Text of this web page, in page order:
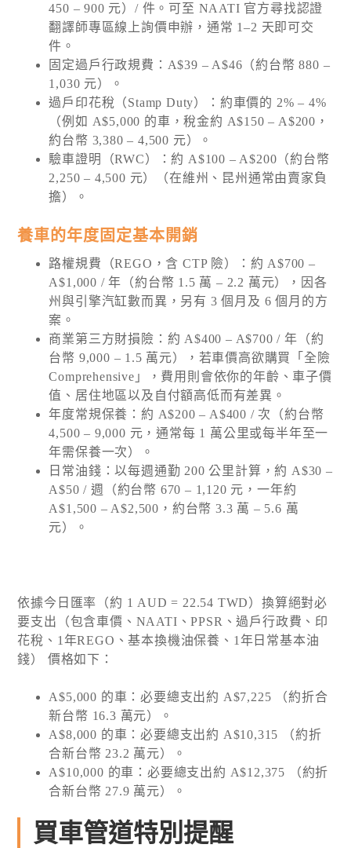
450 – 900 元）/ 件。可至 NAATI 官方尋找認證
翻譯師專區線上詢價申辦，通常 1–2 天即可交
件。
固定過戶行政規費：A$39 – A$46（約台幣 880 –
1,030 元）。
過戶印花稅（Stamp Duty）：約車價的 2% – 4%
（例如 A$5,000 的車，稅金約 A$150 – A$200，
約台幣 3,380 – 4,500 元）。
驗車證明（RWC）：約 A$100 – A$200（約台幣
2,250 – 4,500 元）（在維州、昆州通常由賣家負
擔）。
養車的年度固定基本開銷
路權規費（REGO，含 CTP 險）：約 A$700 –
A$1,000 / 年（約台幣 1.5 萬 – 2.2 萬元），因各
州與引擎汽缸數而異，另有 3 個月及 6 個月的方
案。
商業第三方財損險：約 A$400 – A$700 / 年（約
台幣 9,000 – 1.5 萬元），若車價高欲購買「全險
Comprehensive」，費用則會依你的年齡、車子價
值、居住地區以及自付額高低而有差異。
年度常規保養：約 A$200 – A$400 / 次（約台幣
4,500 – 9,000 元，通常每 1 萬公里或每半年至一
年需保養一次）。
日常油錢：以每週通勤 200 公里計算，約 A$30 –
A$50 / 週（約台幣 670 – 1,120 元，一年約
A$1,500 – A$2,500，約台幣 3.3 萬 – 5.6 萬
元）。
依據今日匯率（約 1 AUD = 22.54 TWD）換算絕對必
要支出（包含車價、NAATI、PPSR、過戶行政費、印
花稅、1年REGO、基本換機油保養、1年日常基本油
錢） 價格如下：
A$5,000 的車：必要總支出約 A$7,225 （約折合
新台幣 16.3 萬元）。
A$8,000 的車：必要總支出約 A$10,315 （約折
合新台幣 23.2 萬元）。
A$10,000 的車：必要總支出約 A$12,375 （約折
合新台幣 27.9 萬元）。
買車管道特別提醒